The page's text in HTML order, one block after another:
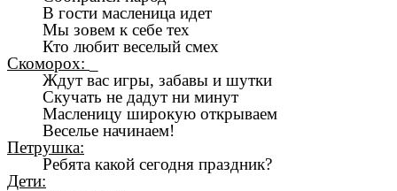
В гости масленица идет
Мы зовем к себе тех
Кто любит веселый смех
Скоморох:
Ждут вас игры, забавы и шутки
Скучать не дадут ни минут
Масленицу широкую открываем
Веселье начинаем!
Петрушка:
Ребята какой сегодня праздник?
Дети: